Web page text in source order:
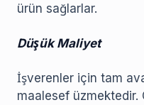
ürün sağlarlar.
Düşük Maliyet
İşverenler için tam
maalesef